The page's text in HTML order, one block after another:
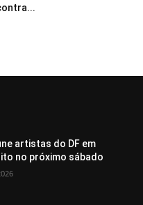
artistas do DF em
no próximo sábado